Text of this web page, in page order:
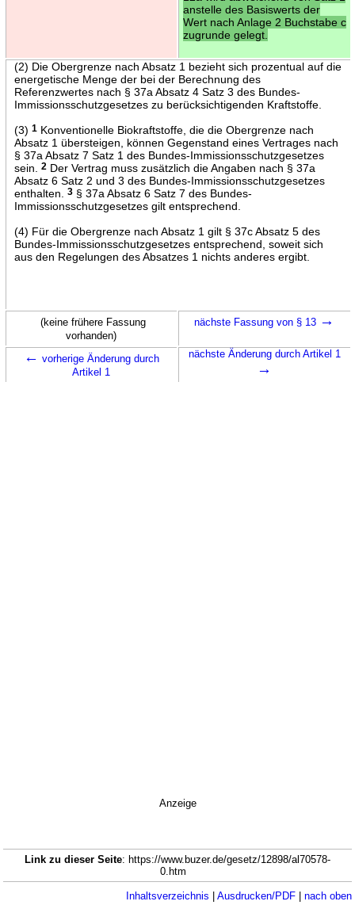
anstelle des Basiswerts der
Wert nach Anlage 2 Buchstabe c
zugrunde gelegt.
(2) Die Obergrenze nach Absatz 1 bezieht sich prozentual auf die
energetische Menge der bei der Berechnung des
Referenzwertes nach § 37a Absatz 4 Satz 3 des Bundes-
Immissionsschutzgesetzes zu berücksichtigenden Kraftstoffe.
(3) 1Konventionelle Biokraftstoffe, die die Obergrenze nach
Absatz 1 übersteigen, können Gegenstand eines Vertrages nach
§ 37a Absatz 7 Satz 1 des Bundes-Immissionsschutzgesetzes
sein.
2Der Vertrag muss zusätzlich die Angaben nach § 37a
Absatz 6 Satz 2 und 3 des Bundes-Immissionsschutzgesetzes
enthalten.
3§ 37a Absatz 6 Satz 7 des Bundes-
Immissionsschutzgesetzes gilt entsprechend.
(4) Für die Obergrenze nach Absatz 1 gilt § 37c Absatz 5 des
Bundes-Immissionsschutzgesetzes entsprechend, soweit sich
aus den Regelungen des Absatzes 1 nichts anderes ergibt.
(keine frühere Fassung
vorhanden)
nächste Fassung von § 13 →
← vorherige Änderung durch
Artikel 1
nächste Änderung durch Artikel 1
→
Anzeige
Link zu dieser Seite: https://www.buzer.de/gesetz/12898/al70578-
0.htm
Inhaltsverzeichnis | Ausdrucken/PDF| nach oben